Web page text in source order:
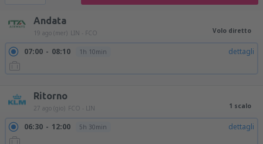
Andata
19 ago (mer) LIN - FCO Volo diretto
07:00 08:10 1h 10min dettagli
Ritorno
27 ago (gio) FCO - LIN 1 scalo
06:30 12:00 5h 30min dettagli